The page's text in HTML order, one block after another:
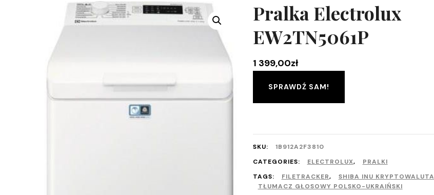
Pralka Electrolux
EW2TN5061P
1 399,00zł
SPRAWDŹ SAM!
SKU:
1B912A2F3810
CATEGORIES:
ELECTROLUX,
PRALKI
TAGS:
FILETRACKER, SHIBA INU KRYPTOWALUTA
TŁUMACZ GŁOSOWY POLSKO-UKRAIŃSKI